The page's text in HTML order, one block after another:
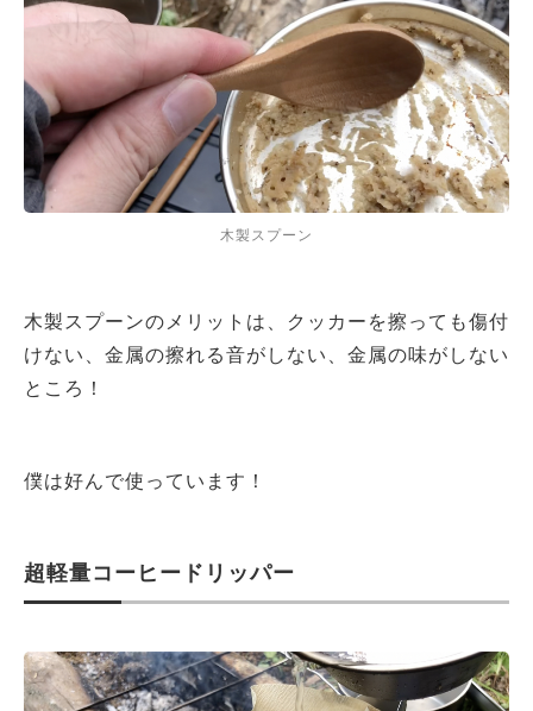
木製スプーン
木製スプーンのメリットは、クッカーを擦っても傷付
けない、金属の擦れる音がしない、金属の味がしない
ところ！
僕は好んで使っています！
超軽量コーヒードリッパー